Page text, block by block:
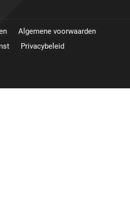
Algemene voorwaarden
Privacybeleid